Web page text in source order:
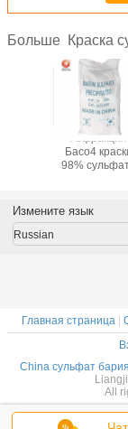
Больше Краска
Рефракция
Басо4
98%
порошком
сильная
Измените язык
Russian
Главная страница |
China сульфат
All